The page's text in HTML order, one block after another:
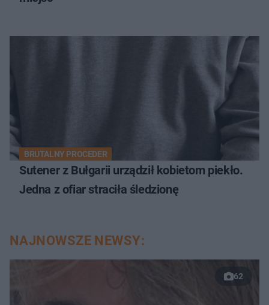
BRUTALNY PROCEDER
Sutener z Bułgarii urządził kobietom piekło.
Jedna z ofiar straciła śledzionę
NAJNOWSZE NEWSY:
62